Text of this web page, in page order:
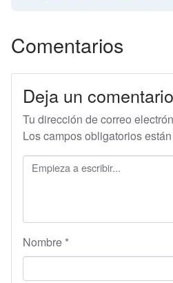
Comentarios
Deja un comentario
Tu dirección de correo
Los campos obligatorios
Nombre *